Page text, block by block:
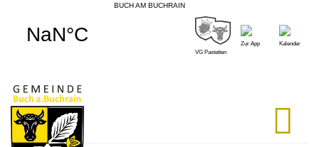
BUCH AM BUCHRAIN
VG Pastetten
Zur App Kalender